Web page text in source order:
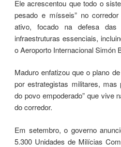
Ele acrescentou que todo o
pesado e mísseis” no
ativo, focado na defesa das
infraestruturas essenciais,
o Aeroporto Internacional Simón
Maduro enfatizou que o plano
por estrategistas militares, mas
do povo empoderado” que vive
do corredor.
Em setembro, o governo
5.300 Unidades de Milícias